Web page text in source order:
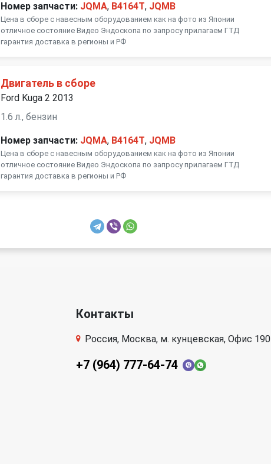
Номер запчасти: JQMA, B4164T, JQMB
Цена в сборе с навесным оборудованием как на фото из Японии
отличное состояние Видео Эндоскопа по запросу прилагаем ГТД
гарантия доставка в регионы и РФ
Двигатель в сборе
Ford Kuga 2 2013
1.6 л., бензин
Номер запчасти: JQMA, B4164T, JQMB
Цена в сборе с навесным оборудованием как на фото из Японии
отличное состояние Видео Эндоскопа по запросу прилагаем ГТД
гарантия доставка в регионы и РФ
Контакты
Россия, Москва, м. кунцевская, Офис 190
+7 (964) 777-64-74